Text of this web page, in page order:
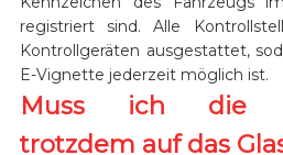
registriert sind. Alle
Kontrollgeräten ausgestattet,
E-Vignette jederzeit möglich ist.
Muss ich die
trotzdem auf das